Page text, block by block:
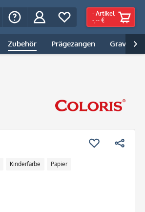
- Artikel
-,-- €
Zubehör Prägezangen Gravur |

Kinderfarbe Papier